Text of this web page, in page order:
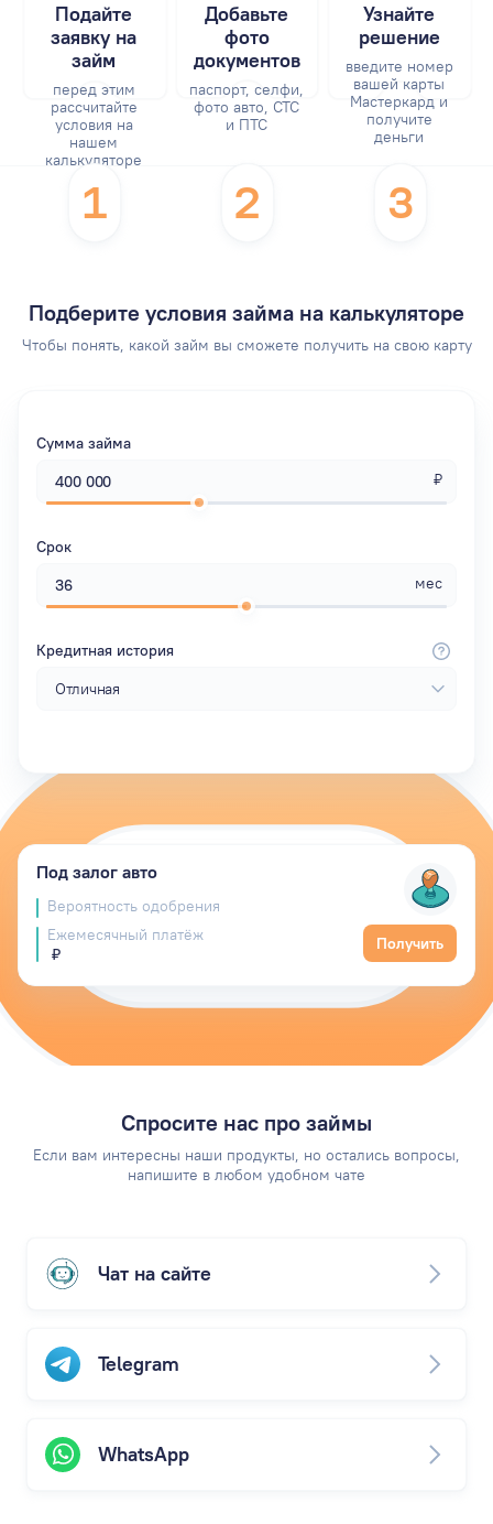
Подайте
заявку на
займ
перед этим
рассчитайте
условия на
нашем
калькуляторе
1
Добавьте
фото
документов
паспорт, селфи,
фото авто, СТС
и ПТС
2
Узнайте
решение
введите номер
вашей карты
Мастеркард и
получите
деньги
3
Подберите условия займа на калькуляторе
Чтобы понять, какой займ вы сможете получить на свою карту
Сумма займа
₽
Срок
мес
Кредитная история
Под залог авто
Вероятность одобрения
Ежемесячный платёж
₽
Получить
Спросите нас про займы
Если вам интересны наши продукты, но остались вопросы,
напишите в любом удобном чате
Чат на сайте
Telegram
WhatsApp